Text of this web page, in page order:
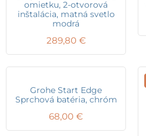
omietku, 2-otvorová
inštalácia, matná svetlo
modrá
289,80 €
Grohe Start Edge
Sprchová batéria, chróm
68,00 €